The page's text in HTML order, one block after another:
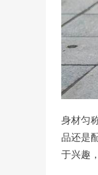
身材匀
品还是
于兴趣